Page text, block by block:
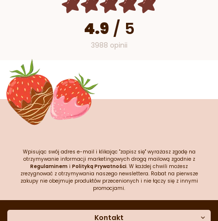
4.9 / 5
3988 opinii
Wpisując swój adres e-mail i klikając "zapisz się" wyrażasz zgodę na
otrzymywanie informacji marketingowych drogą mailową zgodnie z
Regulaminem i Polityką Prywatności. W każdej chwili możesz
zrezygnować z otrzymywania naszego newslettera. Rabat na pierwsze
zakupy nie obejmuje produktów przecenionych i nie łączy się z innymi
promocjami.
Kontakt